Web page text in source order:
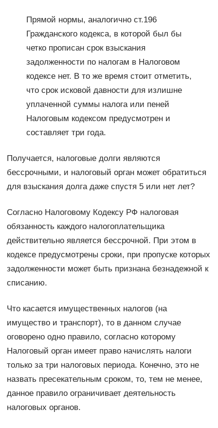
Прямой нормы, аналогично ст.196
Гражданского кодекса, в которой был бы
четко прописан срок взыскания
задолженности по налогам в Налоговом
кодексе нет. В то же время стоит отметить,
что срок исковой давности для излишне
уплаченной суммы налога или пеней
Налоговым кодексом предусмотрен и
составляет три года.
Получается, налоговые долги являются
бессрочными, и налоговый орган может обратиться
для взыскания долга даже спустя 5 или нет лет?
Согласно Налоговому Кодексу РФ налоговая
обязанность каждого налогоплательщика
действительно является бессрочной. При этом в
кодексе предусмотрены сроки, при пропуске которых
задолженности может быть признана безнадежной к
списанию.
Что касается имущественных налогов (на
имущество и транспорт), то в данном случае
оговорено одно правило, согласно которому
Налоговый орган имеет право начислять налоги
только за три налоговых периода. Конечно, это не
назвать пресекательным сроком, то, тем не менее,
данное правило ограничивает деятельность
налоговых органов.